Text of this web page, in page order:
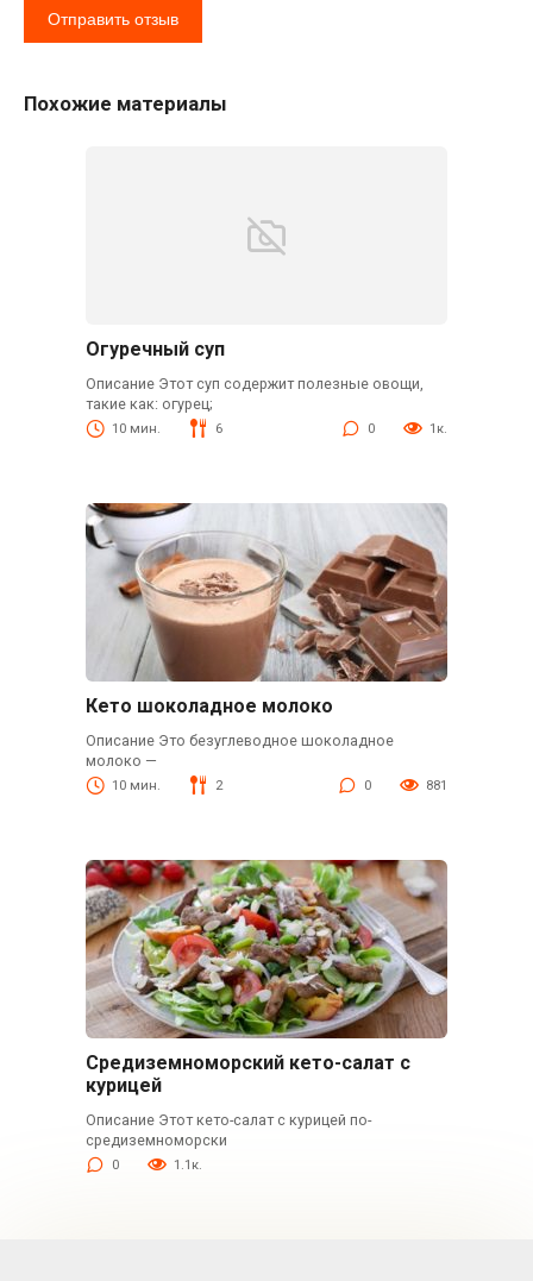
Похожие материалы
Огуречный суп
Описание Этот суп содержит полезные овощи,
такие как: огурец;
10 мин. 6 0 1к.
Кето шоколадное молоко
Описание Это безуглеводное шоколадное
молоко —
10 мин. 2 0 881
Средиземноморский кето-салат с
курицей
Описание Этот кето-салат с курицей по-
средиземноморски
0 1.1к.